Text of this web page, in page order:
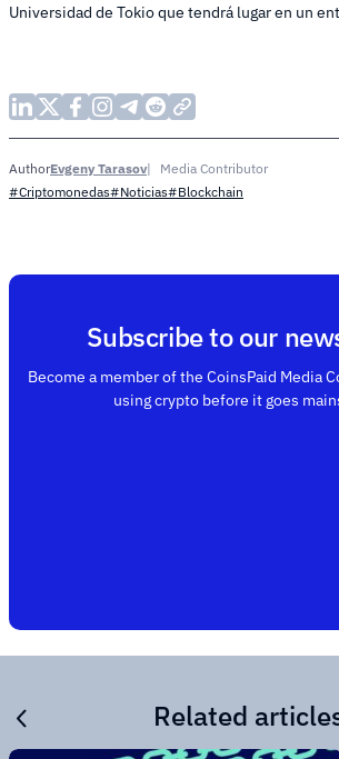
Universidad de Tokio que tendrá lugar en un
AuthorEvgeny Tarasov
Media Contributor
#Criptomonedas#Noticias#Blockchain
Subscribe to our
Become a member of the CoinsPaid Media
using crypto before it goes
Related